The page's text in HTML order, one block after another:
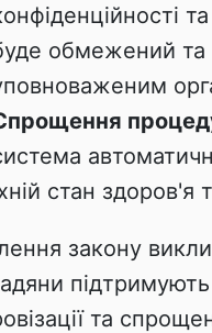
обмежений та
стан
закону
підтримують
та